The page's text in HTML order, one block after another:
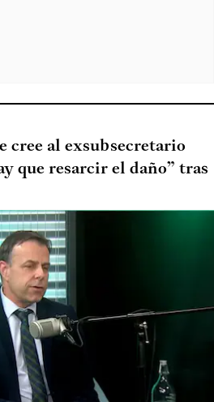
cree al exsubsecretario
que resarcir el daño” tras